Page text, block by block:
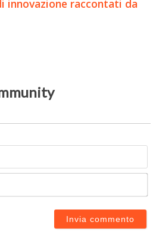
innovazione raccontati da